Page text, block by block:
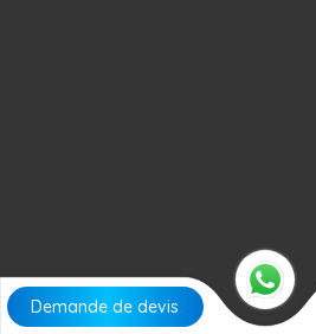
Demande de devis